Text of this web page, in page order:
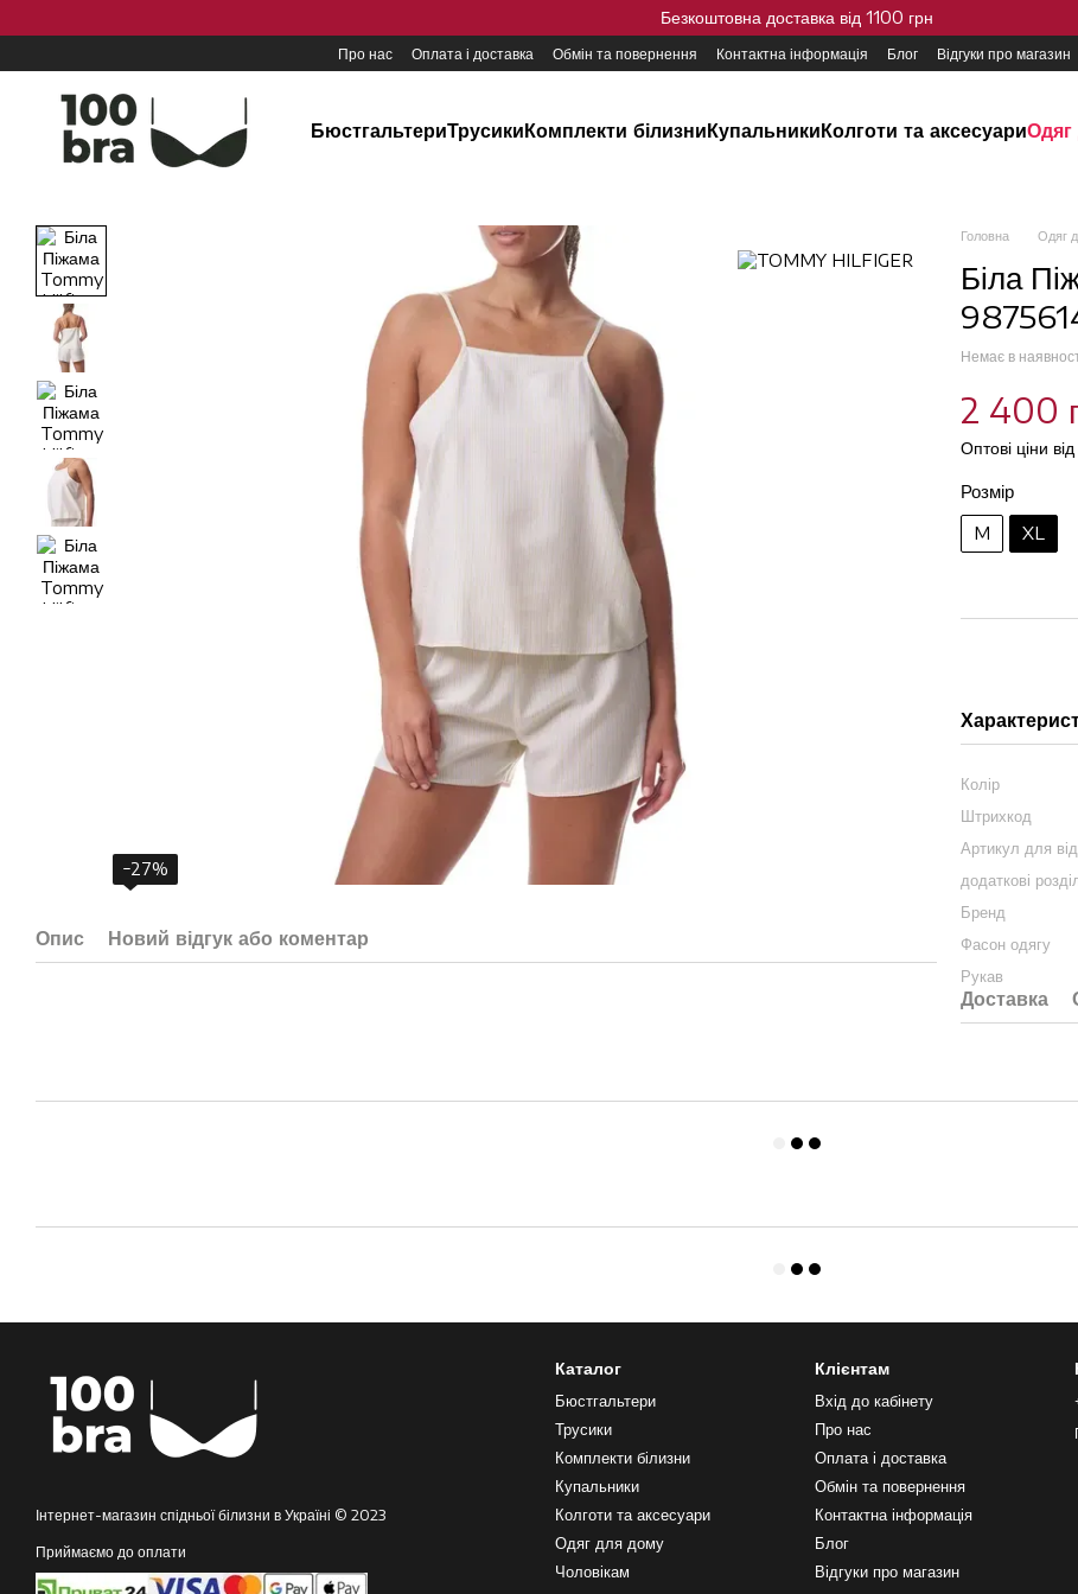
Безкоштовна доставка від 1100 грн
Про нас Оплата і доставка Обмін та повернення Контактна інформація Блог Відгуки про магазин
БюстгальтериТрусикиКомплекти білизниКупальникиКолготи та аксесуари
−27%
Опис Новий відгук або коментар
Головна Одяг
Біла
Немає в
2 400
Оптові ціни
Розмір
M XL
Колір
Штрихкод
Артикул для
додаткові
Бренд
Фасон одягу
Рукав
Доставка
Інтернет-магазин спідньої білизни в Україні © 2023
Приймаємо до оплати
Каталог
Бюстгальтери
Трусики
Комплекти білизни
Купальники
Колготи та аксесуари
Одяг для дому
Чоловікам
Клієнтам
Вхід до кабінету
Про нас
Оплата і доставка
Обмін та повернення
Контактна інформація
Блог
Відгуки про магазин